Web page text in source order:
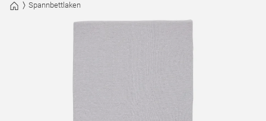
Spannbettlaken